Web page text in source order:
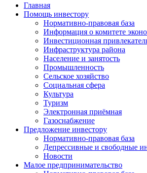
Главная
Помощь инвестору
Нормативно-правовая база
Информация о комитете
Инвестиционная
Инфраструктура района
Население и занятость
Промышленность
Сельское хозяйство
Социальная сфера
Культура
Туризм
Электронная приёмная
Газоснабжение
Предложение инвестору
Нормативно-правовая база
Депрессивные и свободные
Новости
Малое предпринимательство